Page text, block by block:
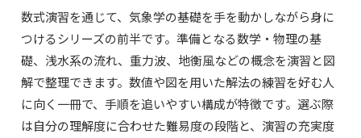
数式演習を通じて、気象学の基礎を手を動かしながら身に
つけるシリーズの前半です。準備となる数学・物理の基
礎、浅水系の流れ、重力波、地衡風などの概念を演習と図
解で整理できます。数値や図を用いた解法の練習を好む人
に向く一冊で、手順を追いやすい構成が特徴です。選ぶ際
は自分の理解度に合わせた難易度の段階と、演習の充実度